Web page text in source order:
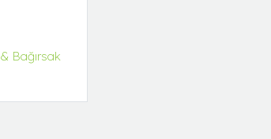
Bağırsak